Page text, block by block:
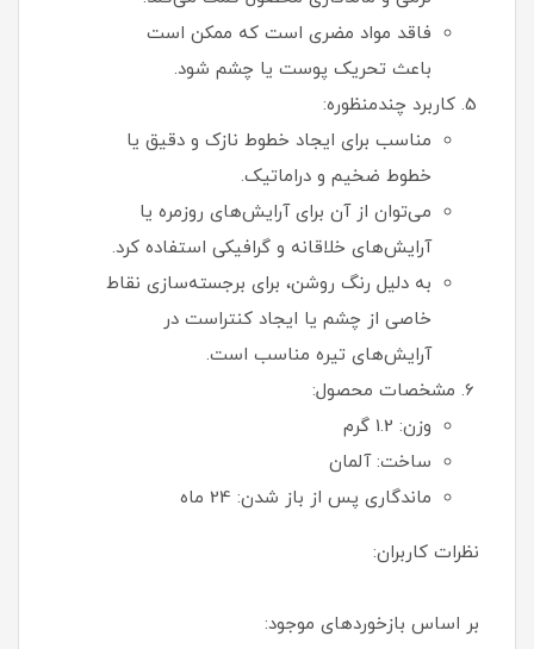
فاقد مواد مضری است که ممکن است
باعث تحریک پوست یا چشم شود.
کاربرد چندمنظوره:
مناسب برای ایجاد خطوط نازک و دقیق یا
خطوط ضخیم و دراماتیک.
می‌توان از آن برای آرایش‌های روزمره یا
آرایش‌های خلاقانه و گرافیکی استفاده کرد.
به دلیل رنگ روشن، برای برجسته‌سازی نقاط
خاصی از چشم یا ایجاد کنتراست در
آرایش‌های تیره مناسب است.
مشخصات محصول:
وزن: 1.2 گرم
ساخت: آلمان
ماندگاری پس از باز شدن: 24 ماه
نظرات کاربران:
بر اساس بازخوردهای موجود: